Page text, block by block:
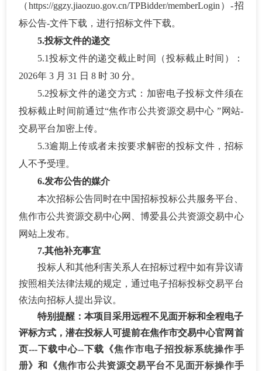
（https://ggzy.jiaozuo.gov.cn/TPBidder/memberLogin）-招
标公告-文件下载，进行招标文件下载。
5.投标文件的递交
5.1投标文件的递交截止时间（投标截止时间）：
2026年 3 月 31 日 8 时 30 分。
5.2投标文件的递交方式：加密电子投标文件须在
投标截止时间前通过“焦作市公共资源交易中心 ”网站-
交易平台加密上传。
5.3逾期上传或者未按要求解密的投标文件，招标
人不予受理。
6.发布公告的媒介
本次招标公告同时在中国招标投标公共服务平台、
焦作市公共资源交易中心网、博爱县公共资源交易中心
网站上发布。
7.其他补充事宜
投标人和其他利害关系人在招标过程中如有异议请
按照相关法律法规的规定，通过电子招标投标交易平台
依法向招标人提出异议。
特别提醒：本项目采用远程不见面开标和全程电子
评标方式，潜在投标人可提前在焦作市交易中心官网首
页---下载中心--下载 《焦作市电子招投标系统操作手
册》和 《焦作市公共资源交易平台不见面开标操作手